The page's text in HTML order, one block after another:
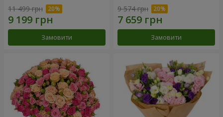
11 499 грн
Замовити
9 574 грн
Замовити